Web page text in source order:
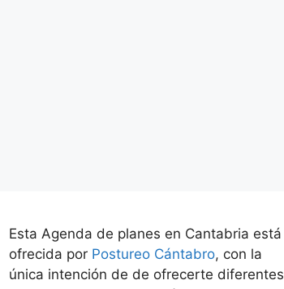
Esta Agenda de planes en Cantabria está
ofrecida por Postureo Cántabro, con la
única intención de de ofrecerte diferentes